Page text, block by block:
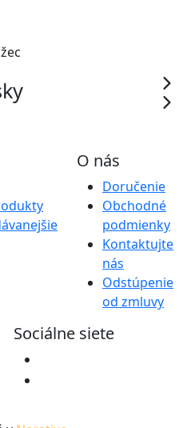
O nás
Doručenie
Obchodné
podmienky
Kontaktujte
nás
Odstúpenie
od zmluvy
Sociálne siete